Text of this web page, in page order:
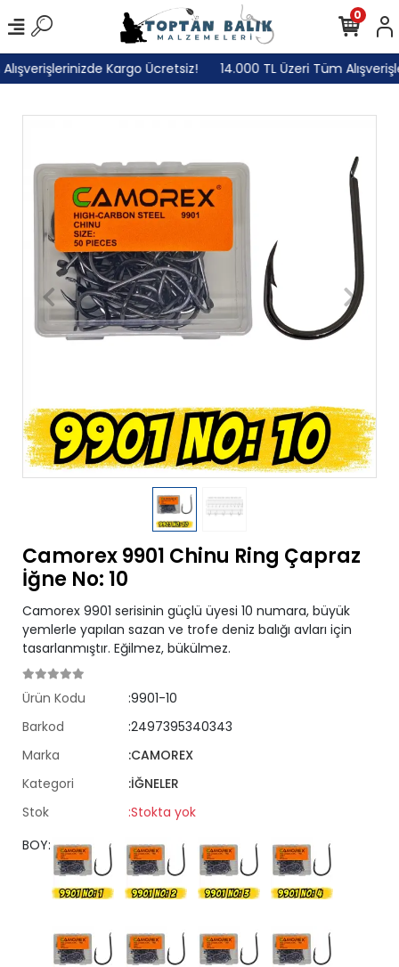
Kargo Ücretsiz! 14.000 TL Üzeri Tüm
0
Camorex 9901 Chinu Ring Çapraz
İğne No: 10
Camorex 9901 serisinin güçlü üyesi 10 numara, büyük
yemlerle yapılan sazan ve trofe deniz balığı avları için
tasarlanmıştır. Eğilmez, bükülmez.
Ürün Kodu
:9901-10
Barkod
:2497395340343
Marka
:CAMOREX
Kategori
:İĞNELER
Stok
:Stokta yok
BOY: